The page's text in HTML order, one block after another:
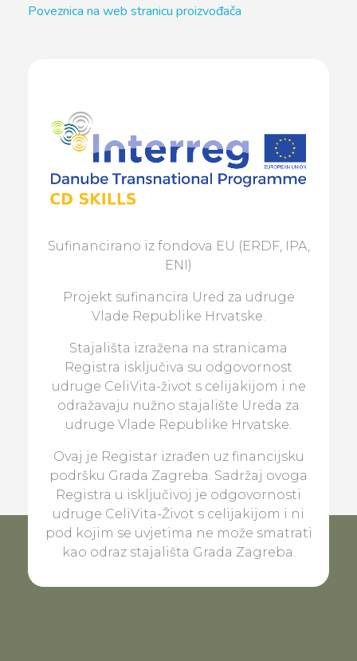
Poveznica na web stranicu proizvođača
Sufinancirano iz fondova EU (ERDF, IPA,
ENI)
Projekt sufinancira Ured za udruge
Vlade Republike Hrvatske.
Stajališta izražena na stranicama
Registra isključiva su odgovornost
udruge CeliVita-život s celijakijom i ne
odražavaju nužno stajalište Ureda za
udruge Vlade Republike Hrvatske.
Ovaj je Registar izrađen uz financijsku
podršku Grada Zagreba. Sadržaj ovoga
Registra u isključivoj je odgovornosti
udruge CeliVita-Život s celijakijom i ni
pod kojim se uvjetima ne može smatrati
kao odraz stajališta Grada Zagreba.